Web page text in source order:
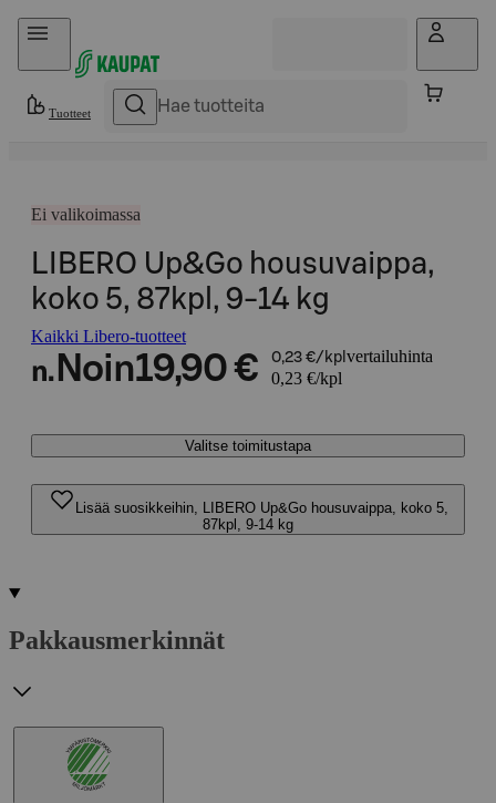
Hyppää sisältöön
Tuotteet
Ei valikoimassa
LIBERO Up&Go housuvaippa,
koko 5, 87kpl, 9-14 kg
Kaikki Libero-tuotteet
n. Noin19,90 € 0,23 €/kpl vertailuhinta
0,23 €/kpl
Valitse toimitustapa
Lisää suosikkeihin, LIBERO Up&Go housuvaippa, koko 5,
87kpl, 9-14 kg
Pakkausmerkinnät